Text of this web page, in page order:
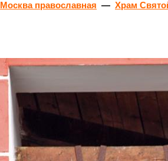
Москва православная — Храм